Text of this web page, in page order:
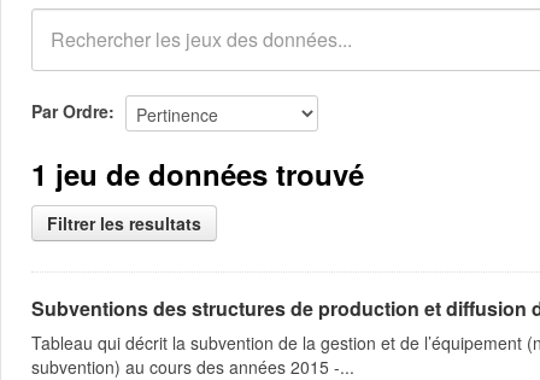
Par Ordre
1 jeu de données trouvé
Filtrer les resultats
Subventions des structures de production et diffusion
Tableau qui décrit la subvention de la gestion et de
subvention) au cours des années 2015 -...